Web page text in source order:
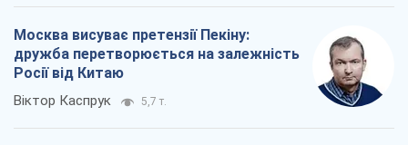
Москва висуває претензії Пекіну:
дружба перетворюється на залежність
Росії від Китаю
Віктор Каспрук 5,7 т.